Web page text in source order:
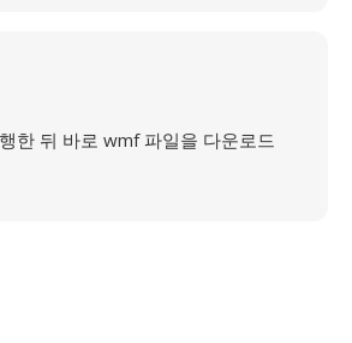
한 뒤 바로 wmf 파일을 다운로드